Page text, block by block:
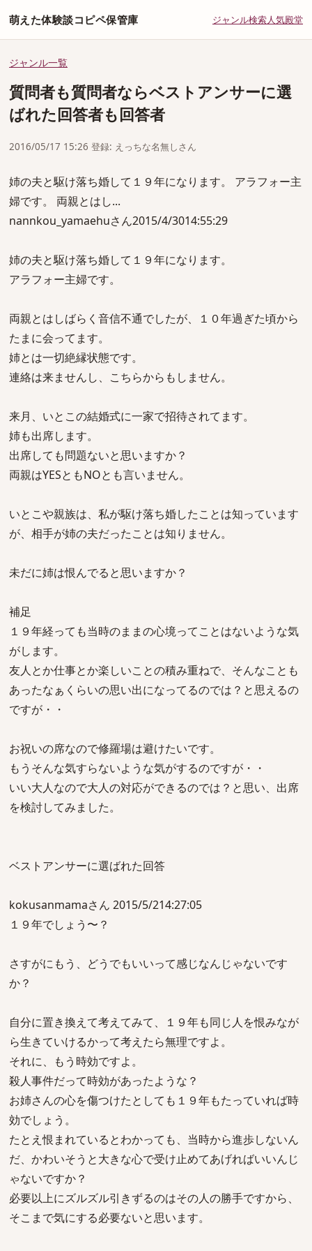
萌えた体験談コピペ保管庫 ジャンル検索人気殿堂
ジャンル一覧
質問者も質問者ならベストアンサーに選
ばれた回答者も回答者
2016/05/17 15:26 登録: えっちな名無しさん
姉の夫と駆け落ち婚して１９年になります。 アラフォー主
婦です。 両親とはし...
nannkou_yamaehuさん2015/4/3014:55:29
姉の夫と駆け落ち婚して１９年になります。
アラフォー主婦です。
両親とはしばらく音信不通でしたが、１０年過ぎた頃から
たまに会ってます。
姉とは一切絶縁状態です。
連絡は来ませんし、こちらからもしません。
来月、いとこの結婚式に一家で招待されてます。
姉も出席します。
出席しても問題ないと思いますか？
両親はYESともNOとも言いません。
いとこや親族は、私が駆け落ち婚したことは知っています
が、相手が姉の夫だったことは知りません。
未だに姉は恨んでると思いますか？
補足
１９年経っても当時のままの心境ってことはないような気
がします。
友人とか仕事とか楽しいことの積み重ねで、そんなことも
あったなぁくらいの思い出になってるのでは？と思えるの
ですが・・
お祝いの席なので修羅場は避けたいです。
もうそんな気すらないような気がするのですが・・
いい大人なので大人の対応ができるのでは？と思い、出席
を検討してみました。
ベストアンサーに選ばれた回答
kokusanmamaさん 2015/5/214:27:05
１９年でしょう〜？
さすがにもう、どうでもいいって感じなんじゃないです
か？
自分に置き換えて考えてみて、１９年も同じ人を恨みなが
ら生きていけるかって考えたら無理ですよ。
それに、もう時効ですよ。
殺人事件だって時効があったような？
お姉さんの心を傷つけたとしても１９年もたっていれば時
効でしょう。
たとえ恨まれているとわかっても、当時から進歩しないん
だ、かわいそうと大きな心で受け止めてあげればいいんじ
ゃないですか？
必要以上にズルズル引きずるのはその人の勝手ですから、
そこまで気にする必要ないと思います。